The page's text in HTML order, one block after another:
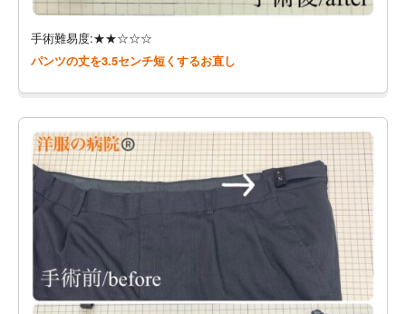
手術難易度:★★☆☆☆
パンツの丈を3.5センチ短くするお直し